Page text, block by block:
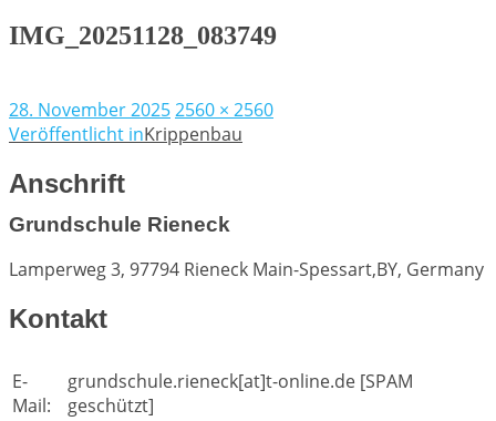
IMG_20251128_083749
Veröffentlicht
am
28. November 2025 Volle
Größe
2560 × 2560
Beitragsnavigation
Veröffentlicht inKrippenbau
Anschrift
Grundschule Rieneck
Lamperweg 3, 97794 Rieneck Main-Spessart,BY, Germany
Kontakt
E-
Mail:
grundschule.rieneck[at]t-online.de [SPAM
geschützt]